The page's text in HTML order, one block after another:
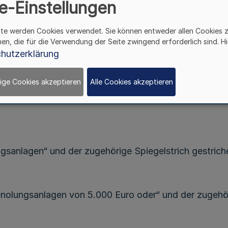
mit den §§ 10 und 13 Absatz 1 Satz 1 des
Genossenschaftsversammlung am 16. November
(GV. NRW. Seite 26), die zuletzt durch die
und der zugehörige Spiegelstrich
von 5.000 Euro oder“ und der
Einstellungen
werden Cookies verwendet. Sie können entweder allen Cookies
die für die Verwendung der Seite zwingend erforderlich sind.
Cookies akzeptieren Alle Cookies akzeptieren